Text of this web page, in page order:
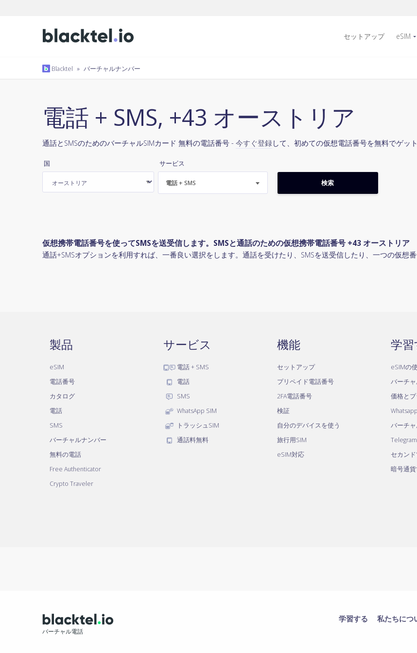
セットアップ eSIM
Blacktel » バーチャルナンバー
電話 + SMS, +43 オーストリア
通話とSMSのためのバーチャルSIMカード 無料の電話番号 - 今すぐ登録して、初めての仮想電話番号を無料でゲッ
国 サービス
電話 + SMS
仮想携帯電話番号を使ってSMSを送受信します。SMSと通話のための仮想携帯電話番号 +43 オーストリア
通話+SMSオプションを利用すれば、一番良い選択をします。通話を受けたり、SMSを送受信したり、一つの仮想番
製品
eSIM
電話番号
カタログ
電話
SMS
バーチャルナンバー
無料の電話
Free Authenticator
Crypto Traveler
サービス
電話 + SMS
電話
SMS
WhatsApp SIM
トラッシュSIM
通話料無料
機能
セットアップ
プリペイド電話番号
2FA電話番号
検証
自分のデバイスを使う
旅行用SIM
eSIM対応
学習
eSIMの
バーチ
価格と
バーチ
セカン
暗号通
バーチャル電話
学習する 私たちにつ